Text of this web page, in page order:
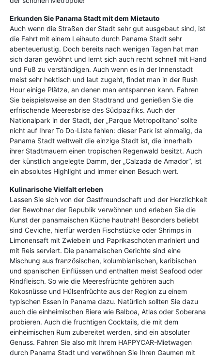
Erkunden Sie Panama Stadt mit dem Mietauto
Auch wenn die Straßen der Stadt sehr gut ausgebaut sind, ist
die Fahrt mit einem Leihauto durch Panama Stadt sehr
abenteuerlustig. Doch bereits nach wenigen Tagen hat man
sich daran gewöhnt und lernt sich auch recht schnell mit Hand
und Fuß zu verständigen. Auch wenn es in der Innenstadt
meist sehr hektisch und laut zugeht, findet man in der Rush
Hour einige Plätze, an denen man entspannen kann. Fahren
Sie beispielsweise an den Stadtrand und genießen Sie die
erfrischende Meeresbrise des Südpazifiks. Auch der
Nationalpark in der Stadt, der „Parque Metropolitano“ sollte
nicht auf Ihrer To Do-Liste fehlen: dieser Park ist einmalig, da
Panama Stadt weltweit die einzige Stadt ist, die innerhalb
ihrer Stadtmauern einen tropischen Regenwald besitzt. Auch
der künstlich angelegte Damm, der „Calzada de Amador“, ist
ein absolutes Highlight und immer einen Besuch wert.
Kulinarische Vielfalt erleben
Lassen Sie sich von der Gastfreundschaft und der Herzlichkeit
der Bewohner der Republik verwöhnen und erleben Sie die
Kunst der panamaischen Küche hautnah! Besonders beliebt
sind Ceviche, hierfür werden Fischstücke oder Shrimps in
Limonensaft mit Zwiebeln und Paprikaschoten mariniert und
mit Reis serviert. Die panamaischen Gerichte sind eine
Mischung aus französischen, kolumbianischen, karibischen
und spanischen Einflüssen und enthalten meist Seafood oder
Rindfleisch. So wie die Meeresfrüchte gehören auch
Kokosnüsse und Hülsenfrüchte aus der Region zu einem
typischen Essen in Panama dazu. Natürlich sollten Sie dazu
auch die einheimischen Biere wie Balboa, Atlas oder Soberana
probieren. Auch die fruchtigen Cocktails, die mit dem
einheimischen Rum zubereitet werden, sind ein absoluter
Genuss. Fahren Sie also mit Ihrem HAPPYCAR-Mietwagen
durch Panama Stadt und verwöhnen Sie Ihren Gaumen mit